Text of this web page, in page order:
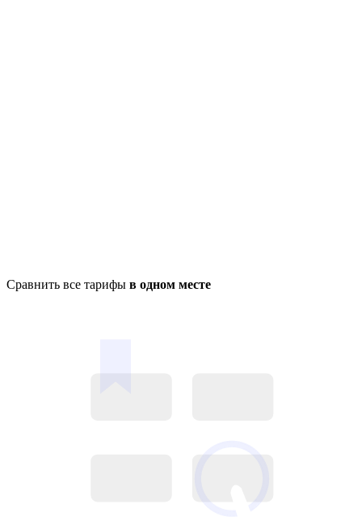
Сравнить все тарифы в одном месте